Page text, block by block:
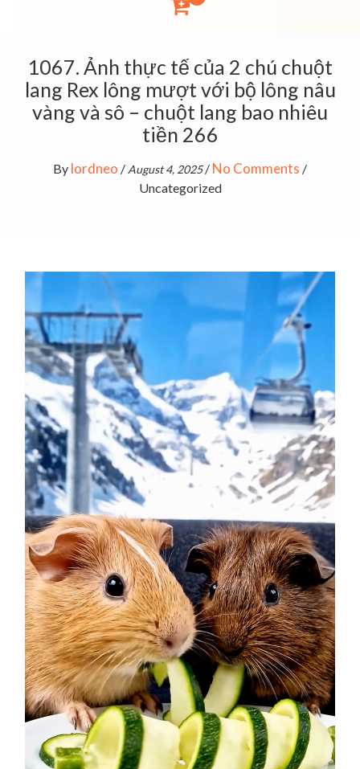
1067. Ảnh thực tế của 2 chú chuột
lang Rex lông mượt với bộ lông nâu
vàng và sô – chuột lang bao nhiêu
tiền 266
By lordneo / August 4, 2025/ No Comments /
Uncategorized